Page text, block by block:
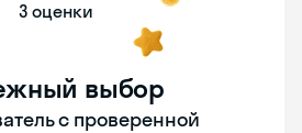
3 оценки
выбор
с проверенной